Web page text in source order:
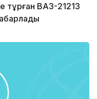
тұрған ВАЗ-21213